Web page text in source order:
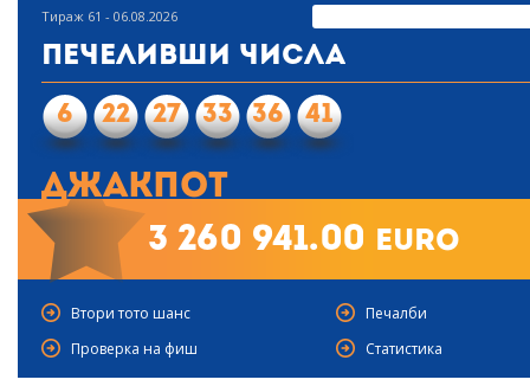
Тираж 61 - 06.08.2026
Печеливши числа
6 22 27 33 36 41
Джакпот
3 260 941.00 euro
Втори тото шанс
Печалби
Проверка на фиш
Статистика